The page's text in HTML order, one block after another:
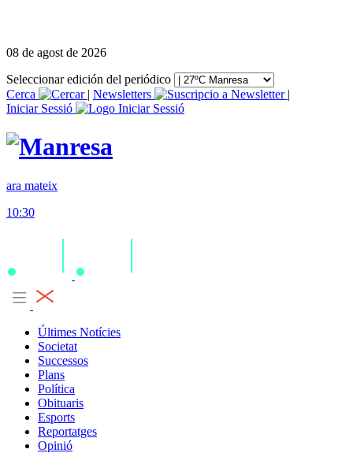
08 de agost de 2026
Seleccionar edición del periódico
Cerca
| Newsletters
|
Iniciar Sessió
ara mateix
10:30
Últimes Notícies
Societat
Successos
Plans
Política
Obituaris
Esports
Reportatges
Opinió